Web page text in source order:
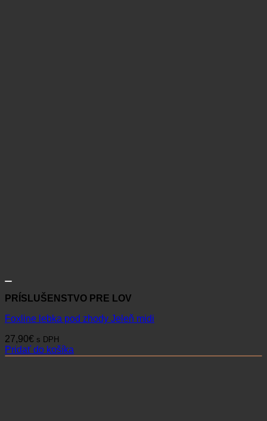
PRÍSLUŠENSTVO PRE LOV
Foxline lebka pod zhody Jeleň midi
27,90€ s DPH
Pridať do košíka